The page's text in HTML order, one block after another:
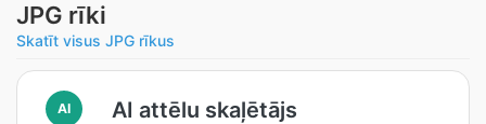
JPG rīki
Skatīt visus JPG rīkus
AI AI attēlu skaļētājs